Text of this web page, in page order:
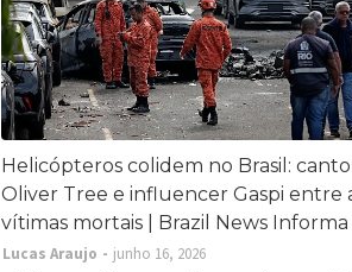
Helicópteros colidem no Brasil:
Oliver Tree e influencer Gaspi entre
vítimas mortais | Brazil News Informa
Lucas Araujo
junho 16, 2026